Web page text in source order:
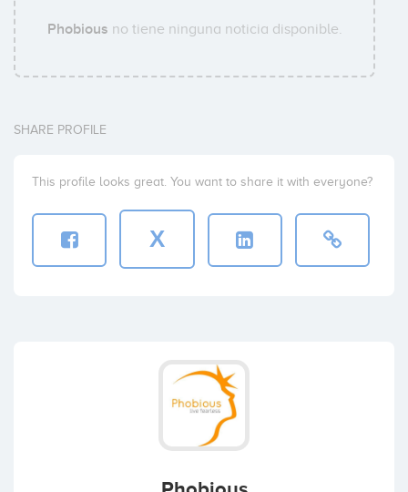
Phobious no tiene ninguna noticia disponible.
SHARE PROFILE
This profile looks great. You want to share it with everyone?
X